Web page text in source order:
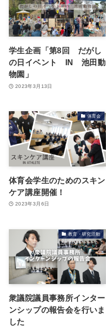
学生企画「第8回 だがし
の日イベント IN 池田動
物園」
2023年3月13日
体育会
体育会学生のためのスキン
ケア講座開催！
2023年3月6日
教育・研究活動
衆議院議員事務所インター
ンシップの報告会を行いま
した